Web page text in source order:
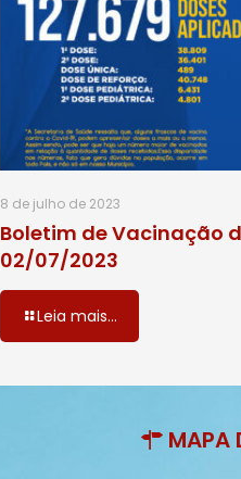
8 de julho de 2023
Boletim de Vacinação
02/07/2023
Leia mais...
MAPA